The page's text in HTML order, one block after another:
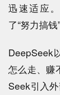
迅速适应
了“努力搞钱
DeepSeek
怎么走、赚
Seek引入